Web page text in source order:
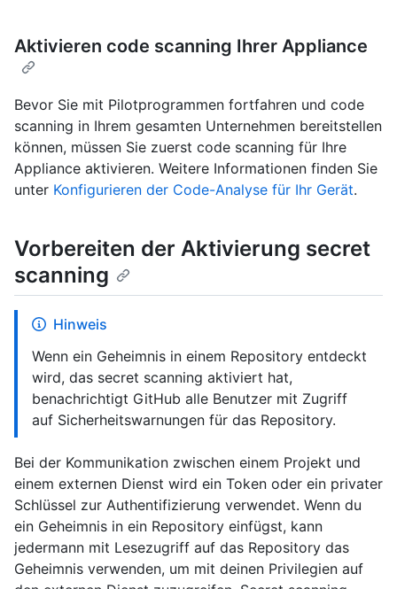
Aktivieren code scanning Ihrer Appliance
Bevor Sie mit Pilotprogrammen fortfahren und code
scanning in Ihrem gesamten Unternehmen bereitstellen
können, müssen Sie zuerst code scanning für Ihre
Appliance aktivieren. Weitere Informationen finden Sie
unter Konfigurieren der Code-Analyse für Ihr Gerät.
Vorbereiten der Aktivierung secret
scanning
Hinweis
Wenn ein Geheimnis in einem Repository entdeckt
wird, das secret scanning aktiviert hat,
benachrichtigt GitHub alle Benutzer mit Zugriff
auf Sicherheitswarnungen für das Repository.
Bei der Kommunikation zwischen einem Projekt und
einem externen Dienst wird ein Token oder ein privater
Schlüssel zur Authentifizierung verwendet. Wenn du
ein Geheimnis in ein Repository einfügst, kann
jedermann mit Lesezugriff auf das Repository das
Geheimnis verwenden, um mit deinen Privilegien auf